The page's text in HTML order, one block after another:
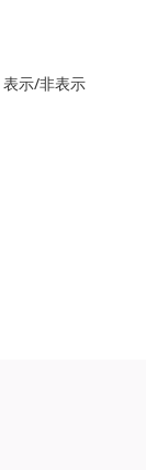
示/非表示